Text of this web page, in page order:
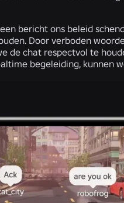
bericht ons beleid
Door verboden
de chat respectvol te
begeleiding, kunnen